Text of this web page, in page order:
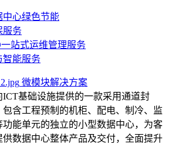
中心绿色节能
服务
站式运维管理服务
智能服务
微模块解决方案
ICT基础设施提供的一款采用通道封
包含工程预制的机柜、配电、制冷、监
功能单元的独立的小型数据中心，为客
供数据中心整体产品及交付，全面提升